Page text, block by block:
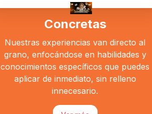
Concretas
Nuestras experiencias van directo al
grano, enfocándose en habilidades y
conocimientos específicos que puedes
aplicar de inmediato, sin relleno
innecesario.